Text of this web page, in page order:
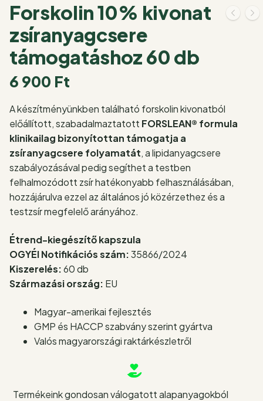
Forskolin 10% kivonat
zsíranyagcsere
támogatáshoz 60 db
6 900 Ft
A készítményünkben található forskolin kivonatból
előállított, szabadalmaztatott FORSLEAN® formula
klinikailag bizonyítottan támogatja a
zsíranyagcsere folyamatát, a lipidanyagcsere
szabályozásával pedig segíthet a testben
felhalmozódott zsír hatékonyabb felhasználásában,
hozzájárulva ezzel az általános jó közérzethez és a
testzsír megfelelő arányához.
Étrend-kiegészítő kapszula
OGYÉI Notifikációs szám:35866/2024
Kiszerelés:60 db
Származási ország: EU
Magyar-amerikai fejlesztés
GMP és HACCP szabvány szerint gyártva
Valós magyarországi raktárkészletről
Termékeink gondosan válogatott alapanyagokból